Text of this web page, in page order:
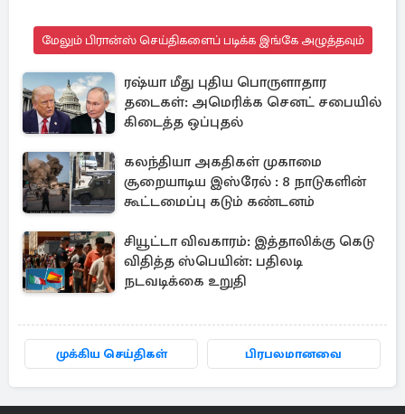
மேலும் பிரான்ஸ் செய்திகளைப் படிக்க இங்கே அழுத்தவும்
ரஷ்யா மீது புதிய பொருளாதார
தடைகள்: அமெரிக்க செனட் சபையில்
கிடைத்த ஒப்புதல்
கலந்தியா அகதிகள் முகாமை
சூறையாடிய இஸ்ரேல் : 8 நாடுகளின்
கூட்டமைப்பு கடும் கண்டனம்
சியூட்டா விவகாரம்: இத்தாலிக்கு கெடு
விதித்த ஸ்பெயின்: பதிலடி
நடவடிக்கை உறுதி
முக்கிய செய்திகள் பிரபலமானவை